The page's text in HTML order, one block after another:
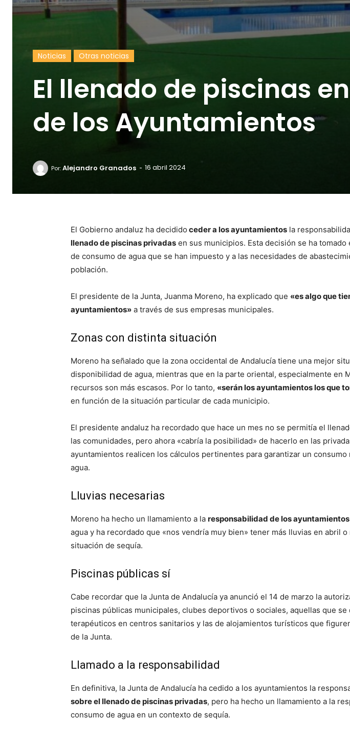
Noticias Otras noticias
El llenado de piscinas
de los Ayuntamientos
Por:Alejandro Granados - 16 abril 2024
El Gobierno andaluz ha decidido ceder a los ayuntamientos la
llenado de piscinas privadas en sus municipios. Esta decisión se ha tomado
de consumo de agua que se han impuesto y a las necesidades de
población.
El presidente de la Junta, Juanma Moreno, ha explicado que «es algo que
ayuntamientos» a través de sus empresas municipales.
Zonas con distinta situación
Moreno ha señalado que la zona occidental de Andalucía tiene una mejor
disponibilidad de agua, mientras que en la parte oriental, especialmente en
recursos son más escasos. Por lo tanto, «serán los ayuntamientos los que
en función de la situación particular de cada municipio.
El presidente andaluz ha recordado que hace un mes no se permitía el
las comunidades, pero ahora «cabría la posibilidad» de hacerlo en las
ayuntamientos realicen los cálculos pertinentes para garantizar un consumo
agua.
Lluvias necesarias
Moreno ha hecho un llamamiento a la responsabilidad de los ayuntamientos
agua y ha recordado que «nos vendría muy bien» tener más lluvias en abril o
situación de sequía.
Piscinas públicas sí
Cabe recordar que la Junta de Andalucía ya anunció el 14 de marzo la
piscinas públicas municipales, clubes deportivos o sociales, aquellas que se
terapéuticos en centros sanitarios y las de alojamientos turísticos que
de la Junta.
Llamado a la responsabilidad
En definitiva, la Junta de Andalucía ha cedido a los ayuntamientos la
sobre el llenado de piscinas privadas, pero ha hecho un llamamiento a la
consumo de agua en un contexto de sequía.